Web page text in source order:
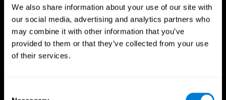
We also share information about your use of our site with
our social media, advertising and analytics partners who
may combine it with other information that you’ve
provided to them or that they’ve collected from your use
of their services.